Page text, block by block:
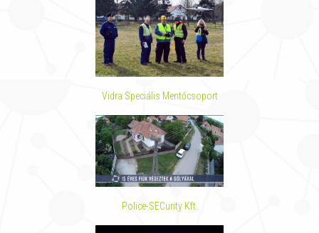
Vidra Speciális Mentőcsoport
Police-SECurity Kft.